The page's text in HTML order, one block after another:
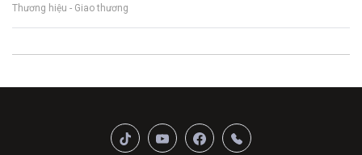
Thương hiệu - Giao thương